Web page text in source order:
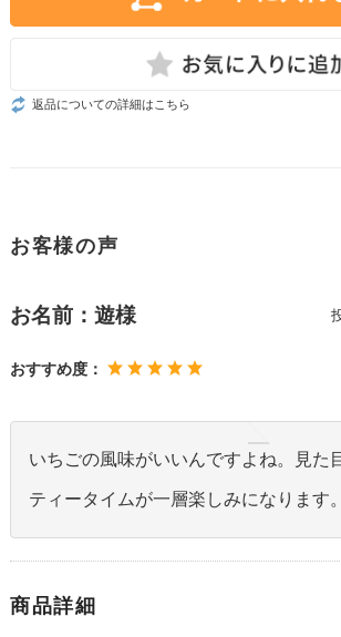
返品についての詳細はこちら
お客様の声
お名前：遊様
おすすめ度：
いちごの風味がいいんですよね。見た
ティータイムが一層楽しみになります。
商品詳細